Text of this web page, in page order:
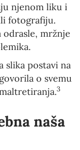
njenom liku i
fotografiju.
odrasle, mržnje
slika postavi na
o svemu
3
naša